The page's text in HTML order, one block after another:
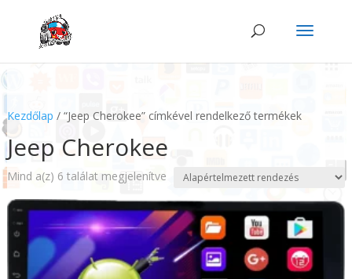
Kezdőlap / “Jeep Cherokee” címkével rendelkező termékek
Jeep Cherokee
Mind a(z) 6 találat megjelenítve